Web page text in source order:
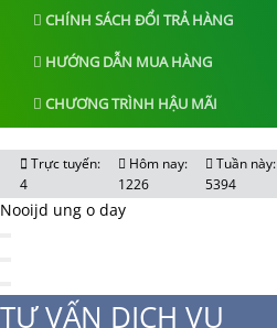
CHÍNH SÁCH ĐỔI TRẢ HÀNG
HƯỚNG DẪN MUA HÀNG
CHƯƠNG TRÌNH HẬU MÃI
Trực tuyến:
4
Hôm nay:
1226
Tuần này:
5394
Nooijd ung o day
TƯ VẤN DỊCH VỤ